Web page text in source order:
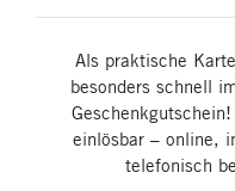
Als praktische
besonders schnell
einlösbar – online,
telefonisch